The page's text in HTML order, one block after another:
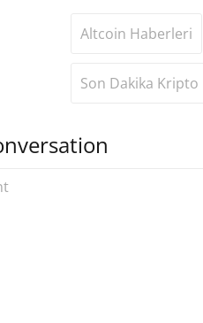
Altcoin Haberleri
Son Dakika